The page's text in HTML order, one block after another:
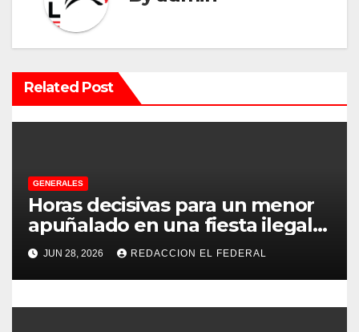
ó
n
d
e
n
t
r
a
Related Post
GENERALES
Horas decisivas para un menor
apuñalado en una fiesta ilegal
con más de 500 asistentes en
Chilecito
JUN 28, 2026 REDACCION EL FEDERAL